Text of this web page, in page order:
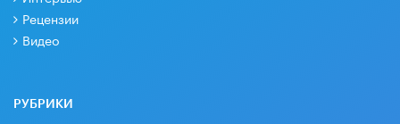
Рецензии
Видео
РУБРИКИ